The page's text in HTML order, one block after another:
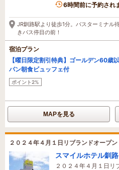
6時間前に予約され
JR釧路駅より徒歩1分。バスターミナル
きバス停目の前！
宿泊プラン
【曜日限定割引特典】ゴールデン60
パン朝食ビュッフェ付
ポイント2%
MAPを見る
２０２４年４月１日リブランドオープン
スマイルホテル釧路
２０２４年４月１日リ